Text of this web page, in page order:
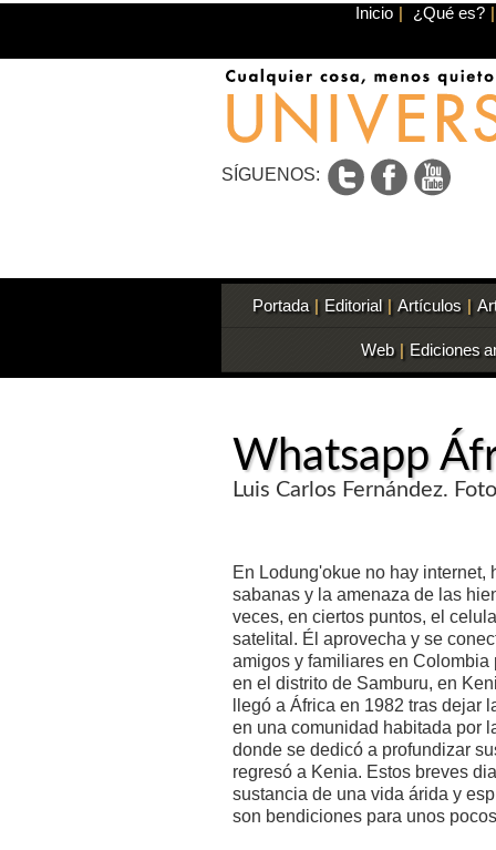
Inicio | ¿Qué es? |
SÍGUENOS:
Portada | Editorial | Artículos |
Web | Ediciones
Whatsapp
Luis Carlos Fernández.
En Lodung'okue no hay
sabanas y la amenaza de las
veces, en ciertos puntos, el
satelital. Él aprovecha y se
amigos y familiares en
en el distrito de Samburu, en
llegó a África en 1982 tras dejar
en una comunidad habitada por
donde se dedicó a profundizar
regresó a Kenia. Estos breves
sustancia de una vida árida y
son bendiciones para unos